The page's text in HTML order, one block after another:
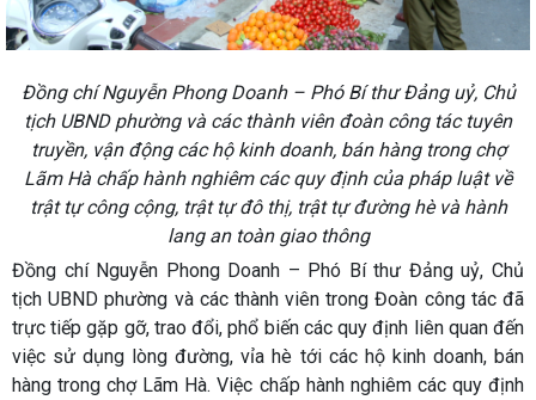
Đồng chí Nguyễn Phong Doanh – Phó Bí thư Đảng uỷ, Chủ
tịch UBND phường và các thành viên đoàn công tác tuyên
truyền, vận động các hộ kinh doanh, bán hàng trong chợ
Lãm Hà chấp hành nghiêm các quy định của pháp luật về
trật tự công cộng, trật tự đô thị, trật tự đường hè và hành
lang an toàn giao thông
Đồng chí Nguyễn Phong Doanh – Phó Bí thư Đảng uỷ, Chủ
tịch UBND phường và các thành viên trong Đoàn công tác đã
trực tiếp gặp gỡ, trao đổi, phổ biến các quy định liên quan đến
việc sử dụng lòng đường, vỉa hè tới các hộ kinh doanh, bán
hàng trong chợ Lãm Hà. Việc chấp hành nghiêm các quy định